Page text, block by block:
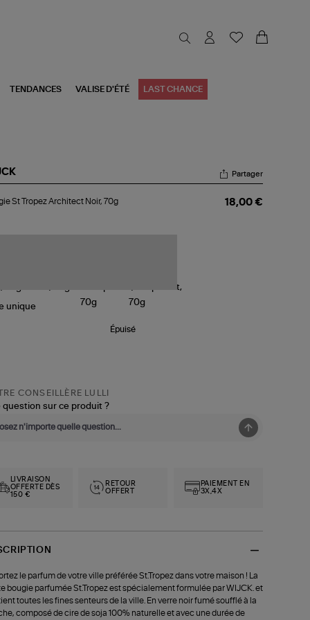
TENDANCES VALISE D'ÉTÉ LAST CHANCE
Partager
St Tropez Architect Noir, 70g 18,00 €
unique
Épuisé
CONSEILLÈRE LULLI
question sur ce produit ?
LIVRAISON
OFFERTE DÈS
150 €
RETOUR
OFFERT
PAIEMENT EN
3X,4X
le parfum de votre ville préférée St.Tropez dans votre maison ! La
bougie parfumée St.Tropez est spécialement formulée par WIJCK. et
toutes les fines senteurs de la ville. En verre noir fumé soufflé à la
composé de cire de soja 100% naturelle et avec une durée de